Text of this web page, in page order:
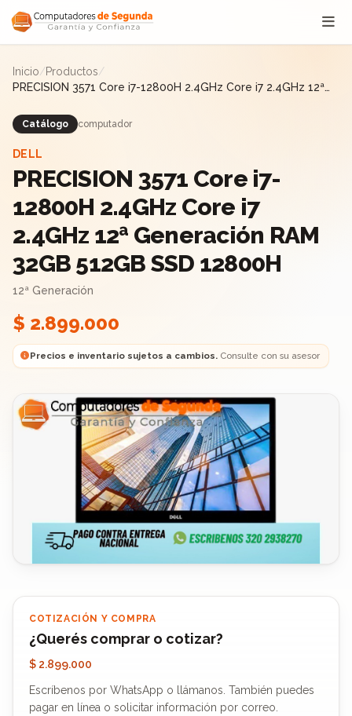
Saltar al contenido
Inicio/Productos/
PRECISION 3571 Core i7-12800H 2.4GHz Core i7 2.4GHz 12ª
Catálogo computador
DELL
PRECISION 3571 Core i7-
12800H 2.4GHz Core i7
2.4GHz 12ª Generación RAM
32GB 512GB SSD 12800H
12ª Generación
$ 2.899.000
Precios e inventario sujetos a cambios.Consulte con su asesor
COTIZACIÓN Y COMPRA
¿Querés comprar o cotizar?
$ 2.899.000
Escríbenos por WhatsApp o llámanos. También puedes
pagar en línea o solicitar información por correo.